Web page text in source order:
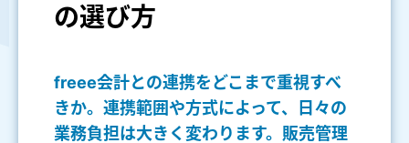
の選び方
freee会計との連携をどこまで重視すべ
きか。連携範囲や方式によって、日々の
業務負担は大きく変わります。販売管理